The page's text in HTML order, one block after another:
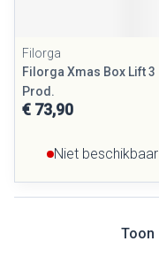
Filorga
Filorga Xmas Box Lift 3
Prod.
€ 73,90
Niet beschikbaar
Toon